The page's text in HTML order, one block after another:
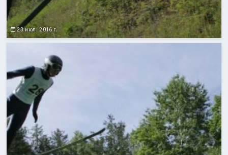
23 июл. 2016 г.